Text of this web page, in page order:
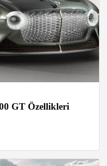
GT Özellikleri